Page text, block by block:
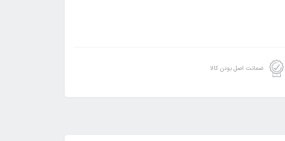
ضمانت اصل بودن کالا